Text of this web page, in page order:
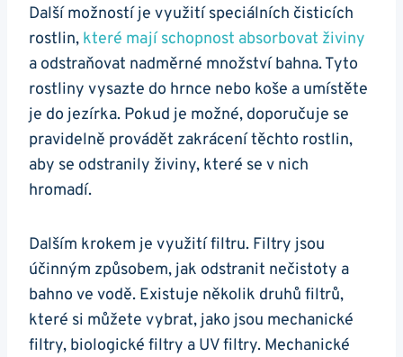
Další možností je ‌využití speciálních čisticích
⁣rostlin, které mají ‌schopnost absorbovat živiny
a‌ odstraňovat nadměrné množství bahna. Tyto​
rostliny vysazte do hrnce nebo koše a umístěte
je do jezírka. Pokud⁣ je⁢ možné, doporučuje se
pravidelně⁤ provádět zakrácení těchto rostlin, ​
aby se odstranily živiny, které ‌se v nich
hromadí.
Dalším krokem je využití⁣ filtru.​ Filtry jsou
účinným způsobem, jak odstranit nečistoty a
bahno ve vodě. Existuje několik⁢ druhů filtrů,
které​ si můžete vybrat, jako ​jsou mechanické
filtry, biologické filtry ‌a UV filtry. Mechanické